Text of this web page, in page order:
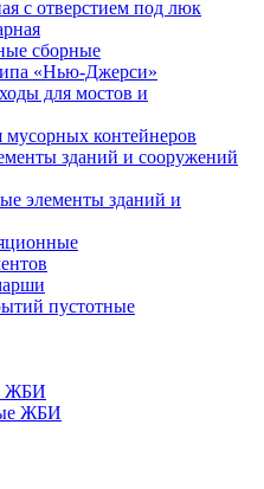
с отверстием под люк
сборные
«Нью-Джерси»
для мостов и
контейнеров
зданий и сооружений
элементы зданий и
пустотные
ЖБИ
ЖБИ